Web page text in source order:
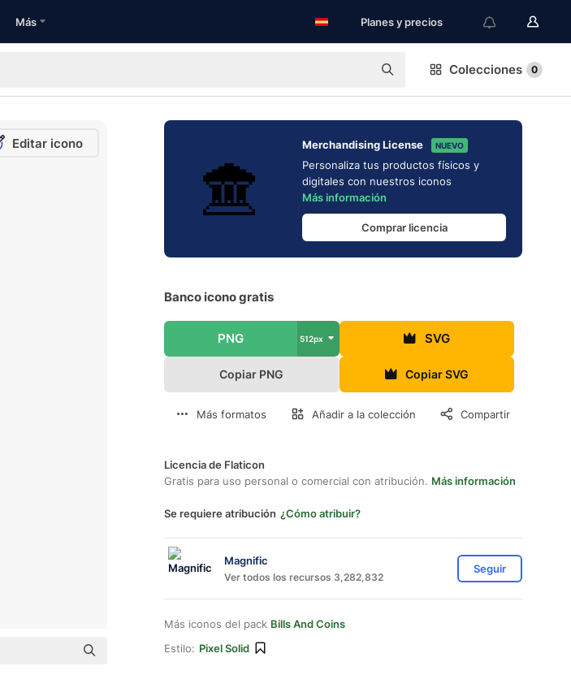
Más Planes y precios
Colecciones 0
Editar icono Merchandising License NUEVO
Personaliza tus productos físicos y
digitales con nuestros iconos
Más información
Comprar licencia
Banco icono gratis
PNG 512px SVG
Copiar PNG Copiar SVG
Más formatos Añadir a la colección Compartir
Licencia de Flaticon
Gratis para uso personal o comercial con atribución. Más información
Se requiere atribución ¿Cómo atribuir?
Magnific
Ver todos los recursos 3,282,832
Seguir
Más iconos del pack Bills And Coins
Estilo: Pixel Solid